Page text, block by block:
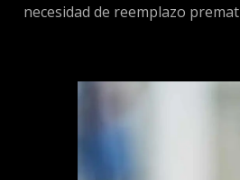
necesidad de reemplazo